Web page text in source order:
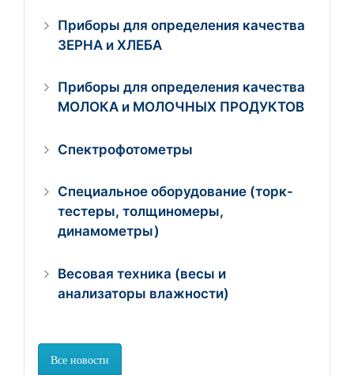
Приборы для определения качества
ЗЕРНА и ХЛЕБА
Приборы для определения качества
МОЛОКА и МОЛОЧНЫХ ПРОДУКТОВ
Спектрофотометры
Специальное оборудование (торк-
тестеры, толщиномеры,
динамометры)
Весовая техника (весы и
анализаторы влажности)
Все новости